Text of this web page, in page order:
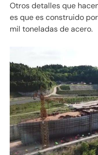
Otros detalles que
es que es construido
mil toneladas de acero.